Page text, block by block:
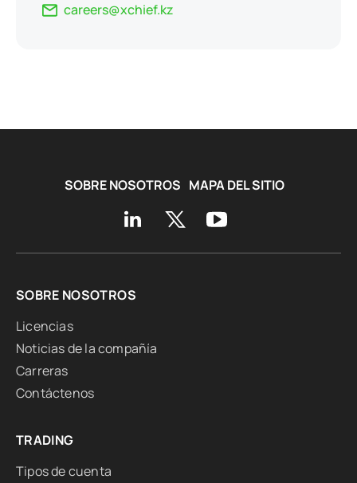
careers@xchief.kz
SOBRE NOSOTROS MAPA DEL SITIO
SOBRE NOSOTROS
Licencias
Noticias de la compañía
Carreras
Contáctenos
TRADING
Tipos de cuenta